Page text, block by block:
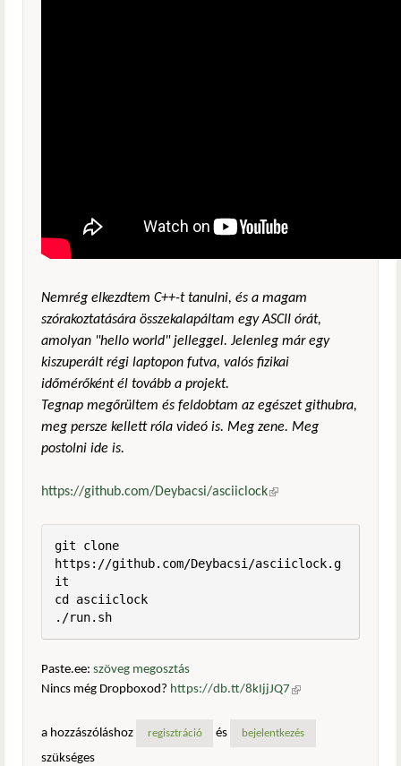
Nemrég elkezdtem C++-t tanulni, és a magam
szórakoztatására összekalapáltam egy ASCII órát,
amolyan "hello world" jelleggel. Jelenleg már egy
kiszuperált régi laptopon futva, valós fizikai
időmérőként él tovább a projekt.
Tegnap megőrültem és feldobtam az egészet githubra,
meg persze kellett róla videó is. Meg zene. Meg
postolni ide is.
https://github.com/Deybacsi/asciiclock(külső hivatkozás)
git clone
https://github.com/Deybacsi/asciiclock.g
it
cd asciiclock
./run.sh
Paste.ee: szöveg megosztás
Nincs még Dropboxod? https://db.tt/8kIjjJQ7 (külső
a hozzászóláshoz
regisztráció és bejelentkezés
szükséges